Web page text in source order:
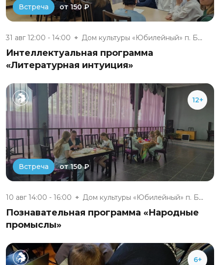
Встреча от 150 ₽
31 авг 12:00 - 14:00 Дом культуры «Юбилейный» п. Бе...
Интеллектуальная программа
«Литературная интуиция»
12+
Встреча от 150 ₽
10 авг 14:00 - 16:00 Дом культуры «Юбилейный» п. Бе...
Познавательная программа «Народные
промыслы»
6+